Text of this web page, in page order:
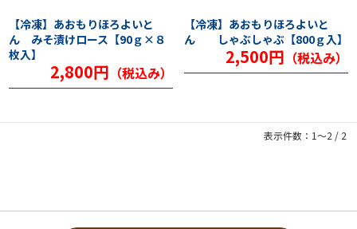
【冷凍】あおもりほろよいと
ん みそ漬けロース【90ｇ×８
枚入】
2,800円 （税込み）
【冷凍】あおもりほろよいと
ん しゃぶしゃぶ【800ｇ入】
2,500円 （税込み）
表示件数：1～2 / 2